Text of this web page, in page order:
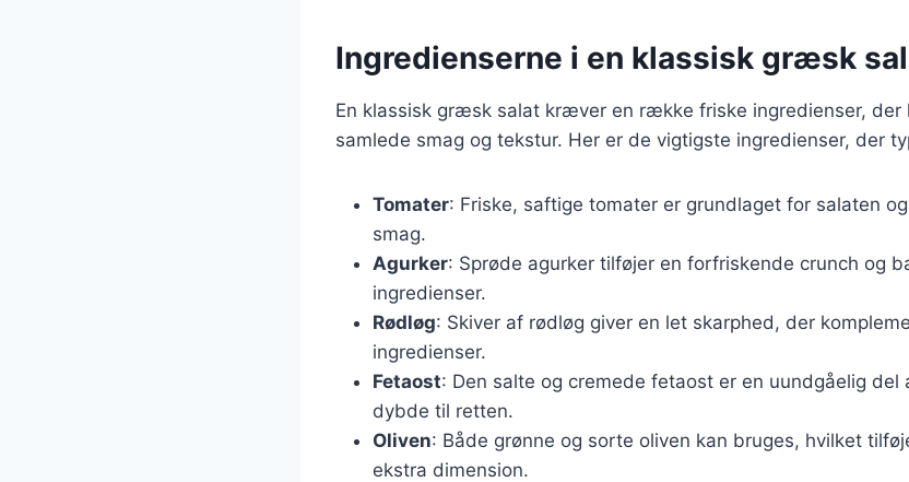
Ingredienserne i en klassisk græsk
En klassisk græsk salat kræver en række friske ingredienser, der
samlede smag og tekstur. Her er de vigtigste ingredienser, der
Tomater: Friske, saftige tomater er grundlaget for salaten
smag.
Agurker: Sprøde agurker tilføjer en forfriskende crunch og
ingredienser.
Rødløg: Skiver af rødløg giver en let skarphed, der
ingredienser.
Fetaost: Den salte og cremede fetaost er en uundgåelig
dybde til retten.
Oliven: Både grønne og sorte oliven kan bruges, hvilket
ekstra dimension.